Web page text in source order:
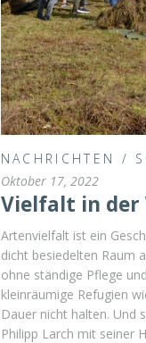
NACHRICHTEN /
Oktober 17, 2022
Vielfalt in der
Artenvielfalt ist ein
dicht besiedelten Raum
ohne ständige Pflege
kleinräumige Refugien
Dauer nicht halten. Und
Philipp Larch mit seiner